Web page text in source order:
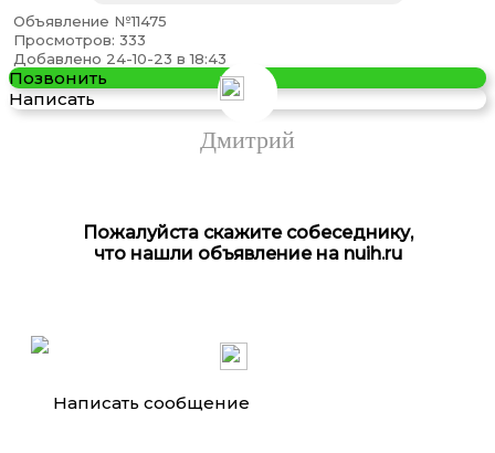
синтепОн оборудование 3000мм
Объявление №11475
Просмотров: 333
Добавлено 24-10-23 в 18:43
Позвонить
Написать
Дмитрий
Пожалуйста скажите собеседнику,
что нашли объявление на nuih.ru
Написать сообщение